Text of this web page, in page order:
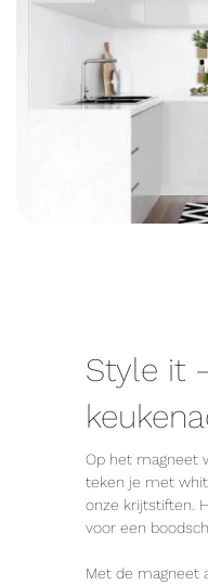
Style it
Op het magneet
teken je met
onze krijtstiften.
voor een
Met de magneet